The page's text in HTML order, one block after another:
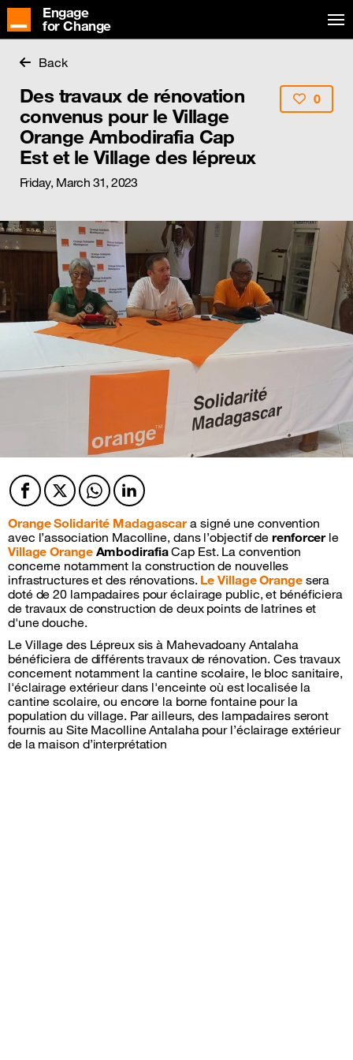
Engage
for Change
Back
Des travaux de rénovation
convenus pour le Village
Orange Ambodirafia Cap
Est et le Village des lépreux
Friday, March 31, 2023
0
Facebook
TwitterTwitterTwitter
Orange Solidarité Madagascara signé une convention
avec l’association Macolline, dans l’objectif derenforcerle
Village OrangeAmbodirafiaCap Est. La convention
concerne notamment la construction de nouvelles
infrastructures et des rénovations. Le Village Orangesera
doté de 20 lampadaires pour éclairage public, et bénéficiera
de travaux de construction de deux points de latrines et
d'une douche.
Le Village des Lépreux sis à Mahevadoany Antalaha
bénéficiera de différents travaux de rénovation. Ces travaux
concernent notamment la cantine scolaire, le bloc sanitaire,
l'éclairage extérieur dans l'enceinte où est localisée la
cantine scolaire, ou encore la borne fontaine pour la
population du village. Par ailleurs, des lampadaires seront
fournis au Site Macolline Antalaha pour l’éclairage extérieur
de la maison d’interprétation